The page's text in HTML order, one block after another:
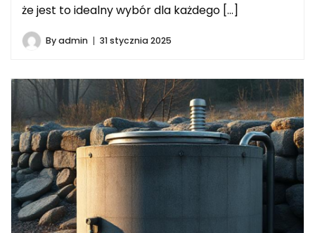
że jest to idealny wybór dla każdego […]
Byadmin 31 stycznia 2025